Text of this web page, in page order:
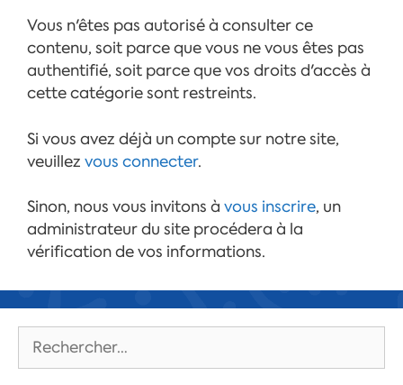
Vous n'êtes pas autorisé à consulter ce
contenu, soit parce que vous ne vous êtes pas
authentifié, soit parce que vos droits d'accès à
cette catégorie sont restreints.
Si vous avez déjà un compte sur notre site,
veuillez vous connecter.
Sinon, nous vous invitons à vous inscrire, un
administrateur du site procédera à la
vérification de vos informations.
Rechercher :